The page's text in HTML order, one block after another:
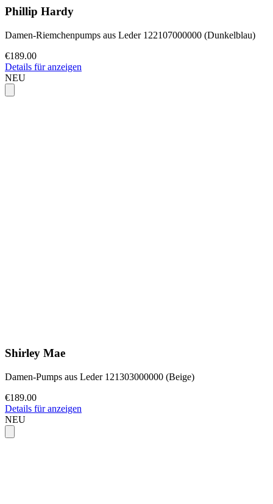
Phillip Hardy
Damen-Riemchenpumps aus Leder 122107000000 (Dunkelblau)
€189.00
Details für anzeigen
NEU
Shirley Mae
Damen-Pumps aus Leder 121303000000 (Beige)
€189.00
Details für anzeigen
NEU